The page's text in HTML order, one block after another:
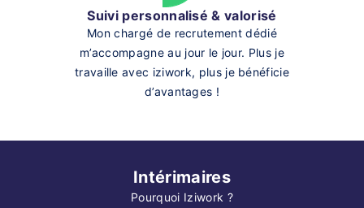
Suivi personnalisé & valorisé
Mon chargé de recrutement dédié
m’accompagne au jour le jour. Plus je
travaille avec iziwork, plus je bénéficie
d’avantages !
Intérimaires
Pourquoi Iziwork ?